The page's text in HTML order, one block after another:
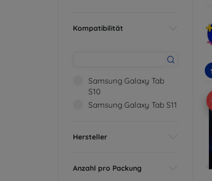
Kompatibilität
Samsung Galaxy Tab
S10
Samsung Galaxy Tab S11
Hersteller
Anzahl pro Packung